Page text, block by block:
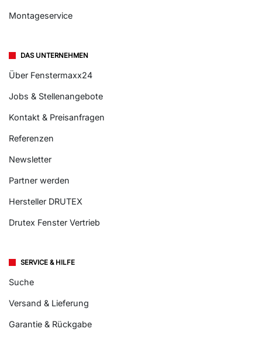
Montageservice
DAS UNTERNEHMEN
Über Fenstermaxx24
Jobs & Stellenangebote
Kontakt & Preisanfragen
Referenzen
Newsletter
Partner werden
Hersteller DRUTEX
Drutex Fenster Vertrieb
SERVICE & HILFE
Suche
Versand & Lieferung
Garantie & Rückgabe